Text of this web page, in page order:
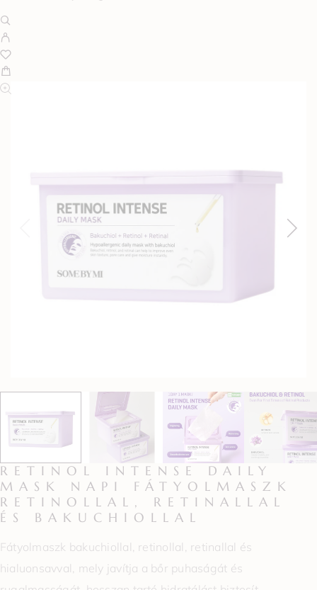
RETINOL INTENSE DAILY
MASK NAPI FÁTYOLMASZK
RETINOLLAL, RETINALLAL
ÉS BAKUCHIOLLAL
Fátyolmaszk bakuchiollal, retinollal, retinallal és
hialuonsavval, mely javítja a bőr puhaságát és